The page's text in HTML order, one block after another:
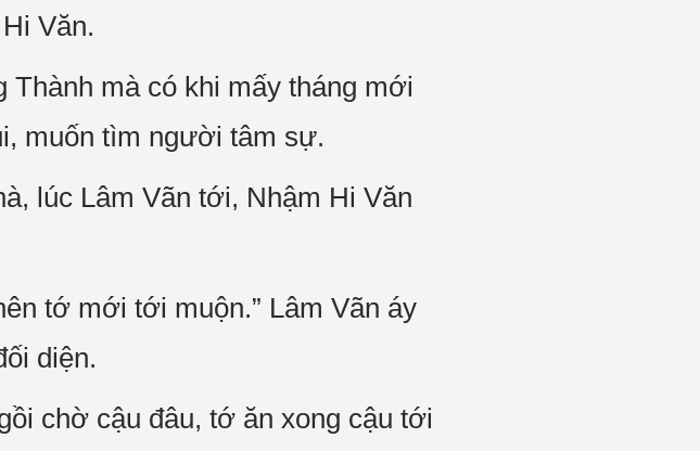
Văn.
mà có khi mấy tháng mới
muốn tìm người tâm sự.
lúc Lâm Vãn tới, Nhậm Hi Văn
tớ mới tới muộn.” Lâm Vãn áy
diện.
chờ cậu đâu, tớ ăn xong cậu tới